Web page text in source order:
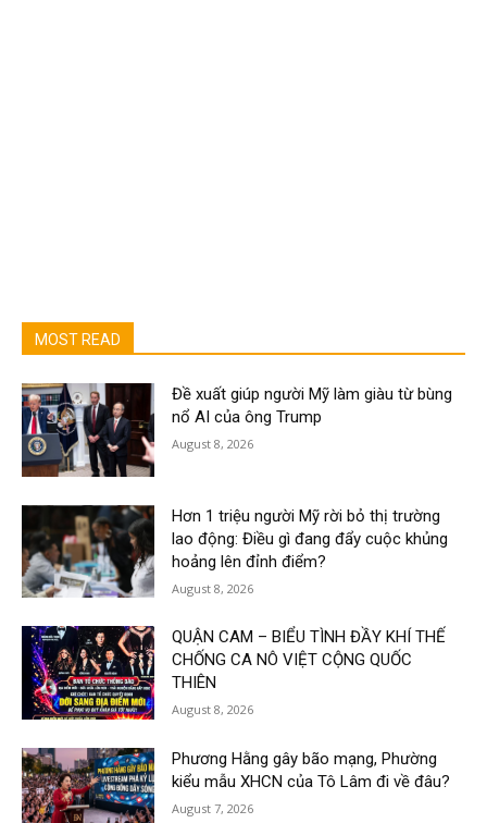
MOST READ
Đề xuất giúp người Mỹ làm giàu từ bùng
nổ AI của ông Trump
August 8, 2026
Hơn 1 triệu người Mỹ rời bỏ thị trường
lao động: Điều gì đang đẩy cuộc khủng
hoảng lên đỉnh điểm?
August 8, 2026
QUẬN CAM – BIỂU TÌNH ĐẦY KHÍ THẾ
CHỐNG CA NÔ VIỆT CỘNG QUỐC
THIÊN
August 8, 2026
Phương Hằng gây bão mạng, Phường
kiểu mẫu XHCN của Tô Lâm đi về đâu?
August 7, 2026